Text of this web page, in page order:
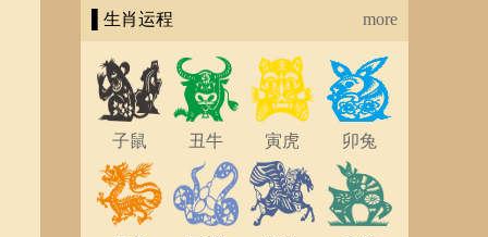
▌生肖运程 more
子鼠 丑牛 寅虎 卯兔